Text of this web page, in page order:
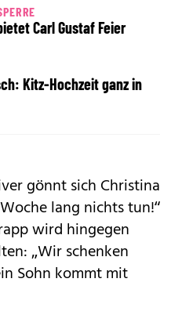
Carl Gustaf Feier
Kitz-Hochzeit ganz in
gönnt sich Christina
lang nichts tun!“
wird hingegen
„Wir schenken
Sohn kommt mit